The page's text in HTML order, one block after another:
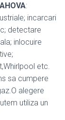
:
incarcari
detectare
inlocuire
etc.
sa cumpere
alegere
utiliza un